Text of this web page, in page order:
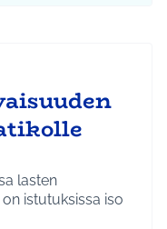
lasten
istutuksissa iso